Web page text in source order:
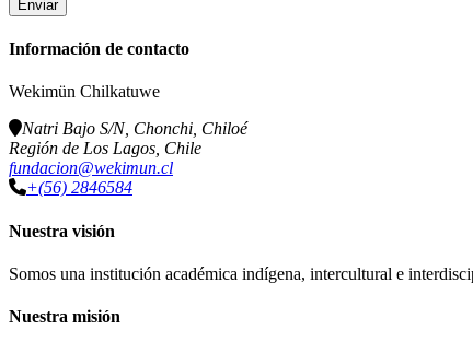
Información de contacto
Wekimün Chilkatuwe
Natri Bajo S/N, Chonchi, Chiloé
Región de Los Lagos, Chile
fundacion@wekimun.cl
+(56) 2846584
Nuestra visión
Somos una institución académica indígena, intercultural e
Nuestra misión